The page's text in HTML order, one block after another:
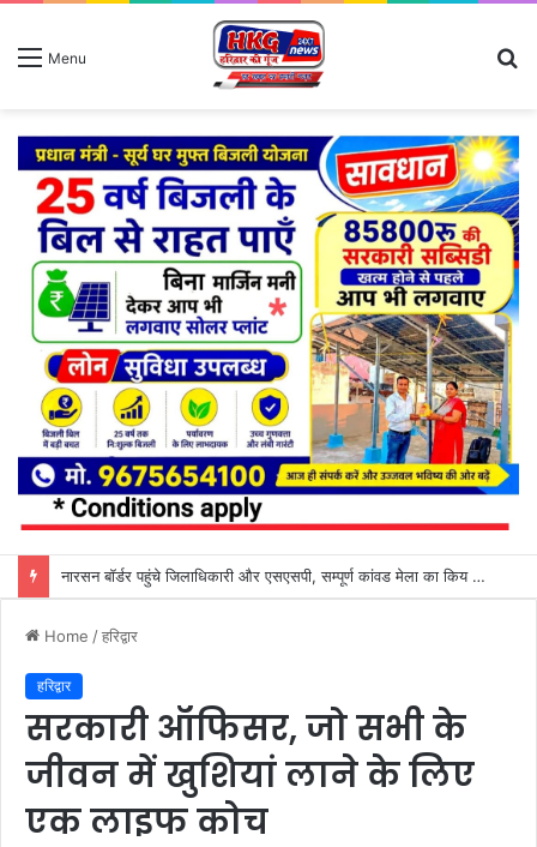
Menu
SIR के नोटिसों पर कांग्रेस ने जताई आपत्ति, मतदाताओं को किया जा रहा परेशान: राष्ट्रीय प्रवक्ता आलोक शर्मा
Home /हरिद्वार
हरिद्वार
सरकारी ऑफिसर, जो सभी के
जीवन में खुशियां लाने के लिए
एक लाइफ कोच